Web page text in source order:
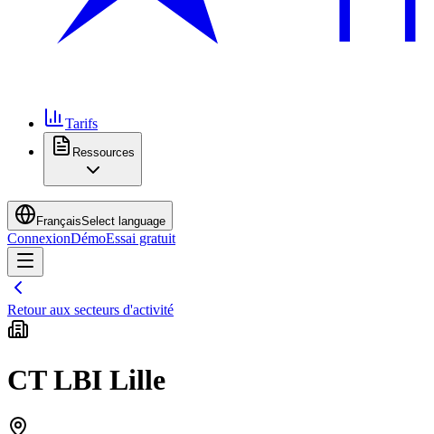
Tarifs
Ressources
FrançaisSelect language
ConnexionDémoEssai gratuit
Retour aux secteurs d'activité
CT LBI Lille